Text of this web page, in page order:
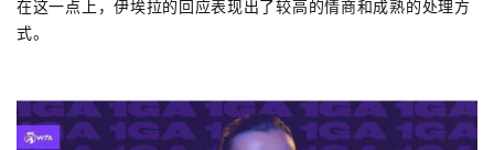
在这一点上，伊埃拉的回应表现出了较高的情商和成熟的处理方
式。